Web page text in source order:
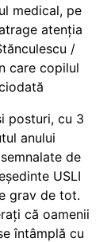
medical, pe
atenția
/
care copilul
posturi, cu 3
anului
de
USLI
grav de tot.
că oamenii
întâmplă cu